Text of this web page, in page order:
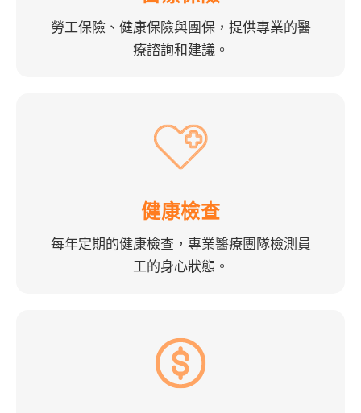
勞工保險、健康保險與團保，提供專業的醫
療諮詢和建議。
健康檢查
每年定期的健康檢查，專業醫療團隊檢測員
工的身心狀態。